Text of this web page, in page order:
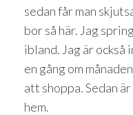
sedan får man
bor så här. Jag
ibland. Jag är
en gång om
att shoppa. Sedan
hem.